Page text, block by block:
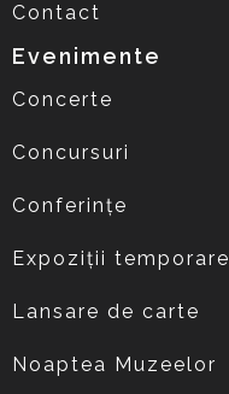
Contact
Evenimente
Concerte
Concursuri
Conferințe
Expoziții temporare
Lansare de carte
Noaptea Muzeelor